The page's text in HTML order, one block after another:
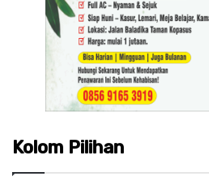
Kolom Pilihan